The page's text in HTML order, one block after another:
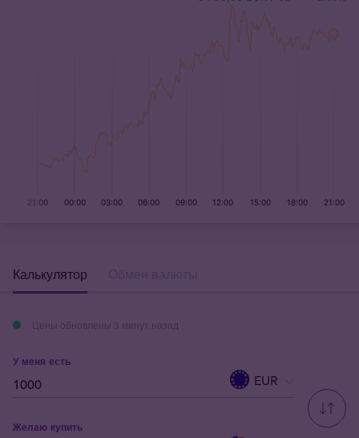
Калькулятор
Цены обновлены 3 минут назад
У меня есть
EUR
Желаю купить